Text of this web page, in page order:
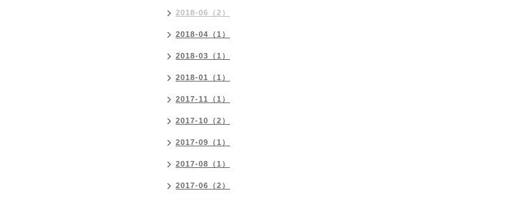
2018-06（2）
2018-04（1）
2018-03（1）
2018-01（1）
2017-11（1）
2017-10（2）
2017-09（1）
2017-08（1）
2017-06（2）